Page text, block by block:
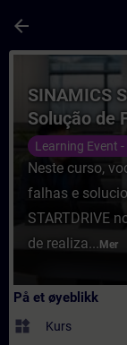
arrow_back
Kurs -
SINAMICS
Solução de
Learning Event
Neste curso,
falhas e
STARTDRIVE
de realiza... Mer
På et øyeblikk
widgets Kurs